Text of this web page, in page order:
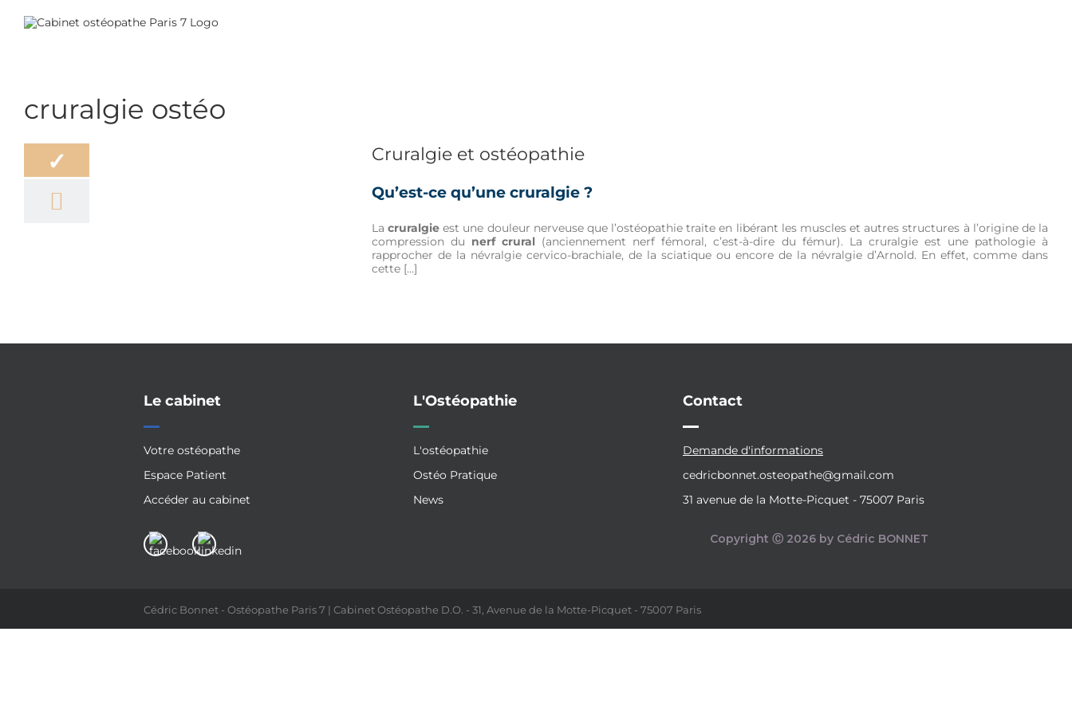
contenu
cruralgie ostéo
✓ Cruralgie et ostéopathie
Qu’est-ce qu’une cruralgie ?
Lacruralgie est une douleur nerveuse que l’ostéopathie traite en libérant les muscles et autres structures à l’origine de la
compression du nerf crural (anciennement nerf fémoral, c’est-à-dire du fémur). La cruralgie est une pathologie à
rapprocher de la névralgie cervico-brachiale, de la sciatique ou encore de la névralgie d’Arnold. En effet, comme dans
cette […]
Le cabinet
Votre ostéopathe
Espace Patient
Accéder au cabinet
L'Ostéopathie
L'ostéopathie
Ostéo Pratique
News
Contact
Demande d'informations
cedricbonnet.osteopathe@gmail.com
31 avenue de la Motte-Picquet - 75007 Paris
Copyright Ⓒ 2026 by Cédric BONNET
Cédric Bonnet - Ostéopathe Paris 7 | Cabinet Ostéopathe D.O. - 31, Avenue de la Motte-Picquet - 75007 Paris